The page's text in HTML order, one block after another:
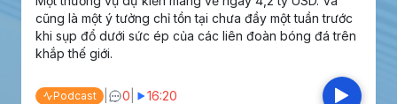
cũng là một ý tưởng chỉ tồn tại chưa đầy một tuần trước
khi sụp đổ dưới sức ép của các liên đoàn bóng đá trên
khắp thế giới.
Podcast 0 16:20